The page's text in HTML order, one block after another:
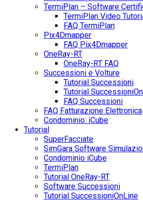
TermiPlan – Software
TermiPlan Video
FAQ TermiPlan
Pix4Dmapper
FAQ Pix4Dmapper
OneRay-RT
OneRay-RT FAQ
Successioni e Volture
Tutorial Successioni
Tutorial
FAQ Successioni
FAQ Fatturazione Elettronica
Condominio: iCube
Tutorial
SuperFacciate
SimGara Software
Condominio iCube
TermiPlan
Tutorial OneRay-RT
Software Successioni
Tutorial SuccessioniOnLine